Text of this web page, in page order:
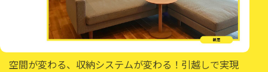
空間が変わる、収納システムが変わる！引越しで実現